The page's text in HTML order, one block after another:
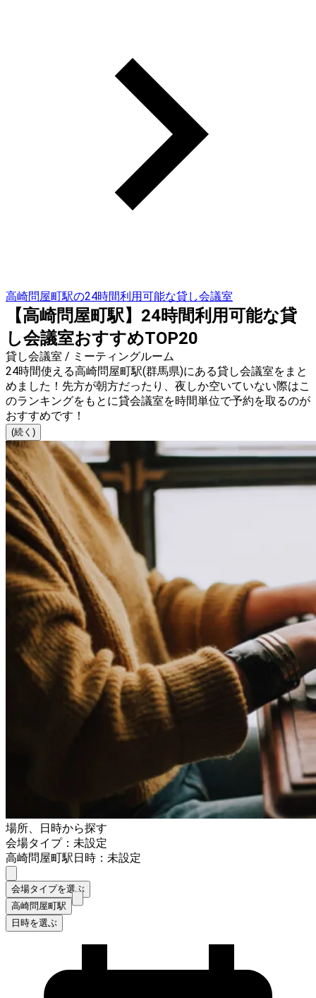
高崎問屋町駅の24時間利用可能な貸し会議室
【高崎問屋町駅】24時間利用可能な貸
し会議室おすすめTOP20
貸し会議室 / ミーティングルーム
24時間使える高崎問屋町駅(群馬県)にある貸し会議室をまと
めました！先方が朝方だったり、夜しか空いていない際はこ
のランキングをもとに貸会議室を時間単位で予約を取るのが
おすすめです！
(続く)
場所、日時から探す
会場タイプ：未設定
高崎問屋町駅日時：未設定
会場タイプを選ぶ
高崎問屋町駅
日時を選ぶ